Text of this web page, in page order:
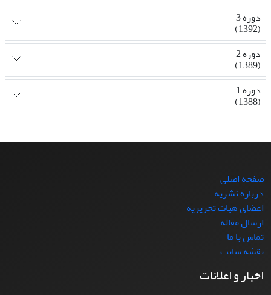
دوره 3
(1392)
دوره 2
(1389)
دوره 1
(1388)
صفحه اصلی
درباره نشریه
اعضای هیات تحریریه
ارسال مقاله
تماس با ما
نقشه سایت
اخبار و اعلانات